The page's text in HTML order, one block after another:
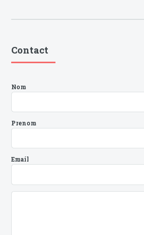
Contact
Nom
Prenom
Email